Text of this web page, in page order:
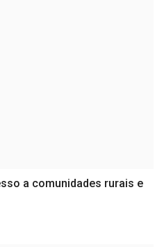
a comunidades rurais e